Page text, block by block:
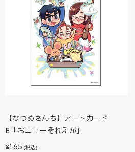
【なつめさんち】アートカード
E「おニューそれえが」
¥165 (税込)